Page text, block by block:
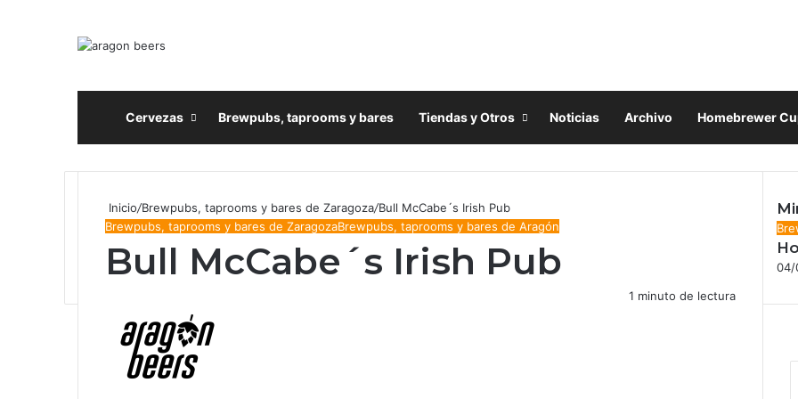
InicioCervezas Brewpubs, taprooms y bares Tiendas y Otros Noticias Archivo Homebrewer
Inicio/Brewpubs, taprooms y bares de Zaragoza/Bull McCabe´s Irish Pub
Brewpubs, taprooms y bares de ZaragozaBrewpubs, taprooms y bares de Aragón
Bull McCabe´s Irish Pub
1 minuto de lectura
04/